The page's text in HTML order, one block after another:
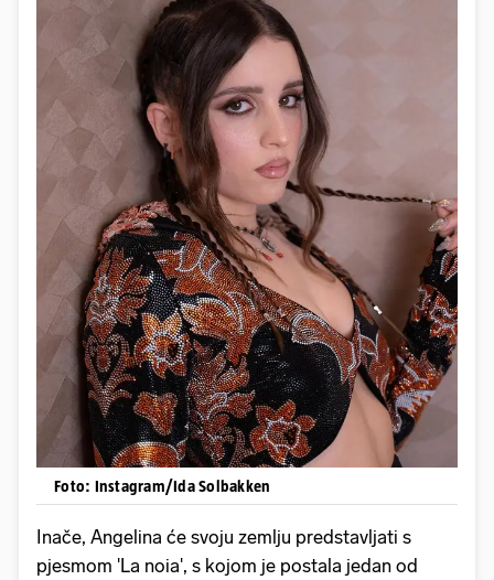
Foto: Instagram/Ida Solbakken
Inače, Angelina će svoju zemlju predstavljati s
pjesmom 'La noia', s kojom je postala jedan od